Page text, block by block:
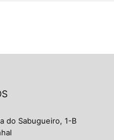
do Sabugueiro, 1-B